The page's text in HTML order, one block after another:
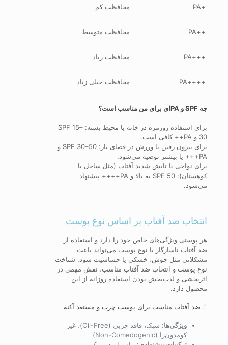
+PA محافظت کم
++PA محافظت متوسط
+++PA محافظت زیاد
++++PA محافظت خیلی زیاد
چه SPF و PAای برای من مناسب است؟
برای استفاده روزمره در خانه یا محیط بسته: SPF 15–
30 و PA++ کافی است.
برای بیرون رفتن یا ورزش در فضای باز: SPF 30–50 و
PA+++ یا بیشتر توصیه می‌شود.
برای نواحی با تابش شدید آفتاب (مثل ساحل یا
کوهستان): SPF 50 به بالا و PA++++ پیشنهاد
می‌شود.
انتخاب ضد آفتاب بر اساس نوع پوست
هر پوستی ویژگی‌های خاص خود را دارد و استفاده از
ضد آفتاب ناسازگار با نوع پوست می‌تواند باعث
مشکلاتی مثل جوش، خشکی یا حساسیت شود. شناخت
نوع پوست و انتخاب ضد آفتاب مناسب، نقش مهمی در
اثربخشی و لذت‌بخش بودن استفاده روزانه از این
محصول دارد.
1. ضد آفتاب مناسب برای پوست چرب و مستعد آکنه
ویژگی‌ها:
سبک، فاقد چربی (Oil-Free)، غیر
کومدون‌زا (Non-Comedogenic)